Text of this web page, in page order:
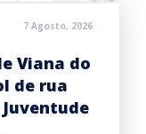
7 Agosto, 2026
Viana do
de rua